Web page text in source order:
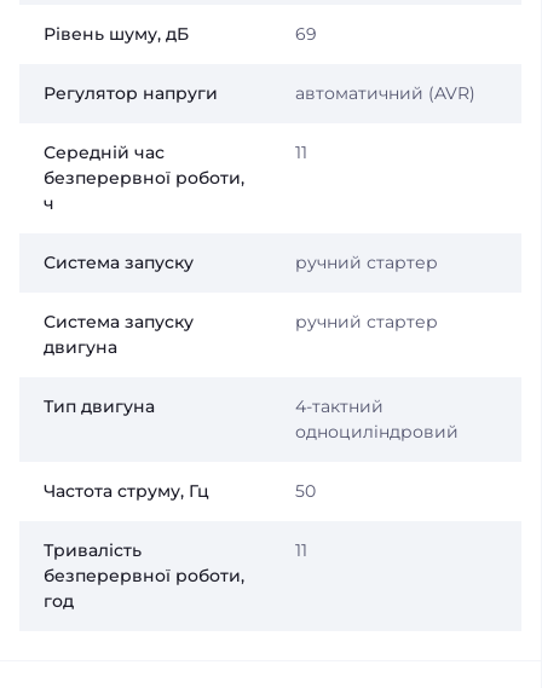
Рівень шуму, дБ 69
Регулятор напруги автоматичний (AVR)
Середній час
безперервної роботи,
ч
11
Система запуску ручний стартер
Система запуску
двигуна
ручний стартер
Тип двигуна
4-тактний
одноцилiндровий
Частота струму, Гц 50
Тривалість
безперервної роботи,
год
11